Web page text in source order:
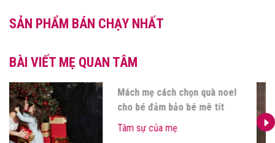
SẢN PHẨM BÁN CHẠY NHẤT
BÀI VIẾT MẸ QUAN TÂM
Mách mẹ cách chọn quà noel
cho bé đảm bảo bé mê tít
Tâm sự của mẹ